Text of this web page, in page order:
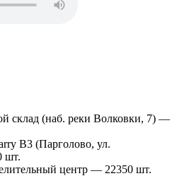
склад (наб. реки Волковки, 7) —
B3 (Парголово, ул.
шт.
центр — 22350 шт.